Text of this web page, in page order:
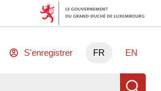
S'enregistrer FR EN